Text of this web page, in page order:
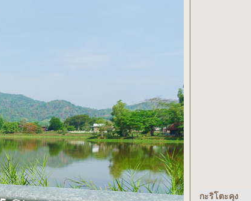
กะริโตะคุง